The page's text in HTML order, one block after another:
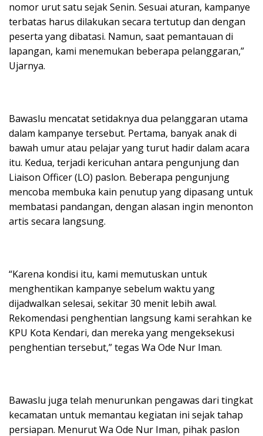
nomor urut satu sejak Senin. Sesuai aturan, kampanye
terbatas harus dilakukan secara tertutup dan dengan
peserta yang dibatasi. Namun, saat pemantauan di
lapangan, kami menemukan beberapa pelanggaran,”
Ujarnya.
Bawaslu mencatat setidaknya dua pelanggaran utama
dalam kampanye tersebut. Pertama, banyak anak di
bawah umur atau pelajar yang turut hadir dalam acara
itu. Kedua, terjadi kericuhan antara pengunjung dan
Liaison Officer (LO) paslon. Beberapa pengunjung
mencoba membuka kain penutup yang dipasang untuk
membatasi pandangan, dengan alasan ingin menonton
artis secara langsung.
“Karena kondisi itu, kami memutuskan untuk
menghentikan kampanye sebelum waktu yang
dijadwalkan selesai, sekitar 30 menit lebih awal.
Rekomendasi penghentian langsung kami serahkan ke
KPU Kota Kendari, dan mereka yang mengeksekusi
penghentian tersebut,” tegas Wa Ode Nur Iman.
Bawaslu juga telah menurunkan pengawas dari tingkat
kecamatan untuk memantau kegiatan ini sejak tahap
persiapan. Menurut Wa Ode Nur Iman, pihak paslon